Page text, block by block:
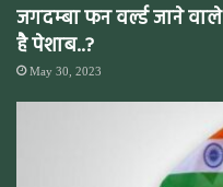
जगदम्बा फन वर्ल्ड जाने
है पेशाब..?
May 30, 2023